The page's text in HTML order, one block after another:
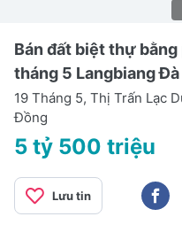
Bán đất biệt thự
tháng 5 Langbiang Đà
19 Tháng 5, Thị Trấn Lạc
Đồng
5 tỷ 500 triệu
Lưu tin